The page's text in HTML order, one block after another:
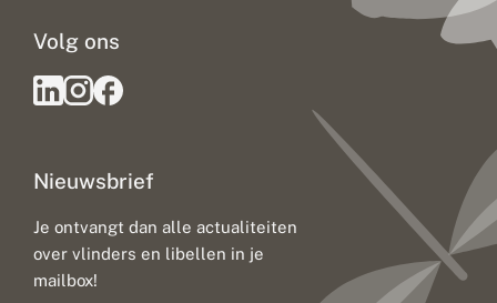
Nieuwsbrief
Je ontvangt dan alle actualiteiten
over vlinders en libellen in je
mailbox!
Volg ons